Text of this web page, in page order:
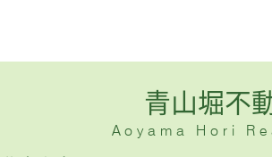
青山堀不
Aoyama Hori